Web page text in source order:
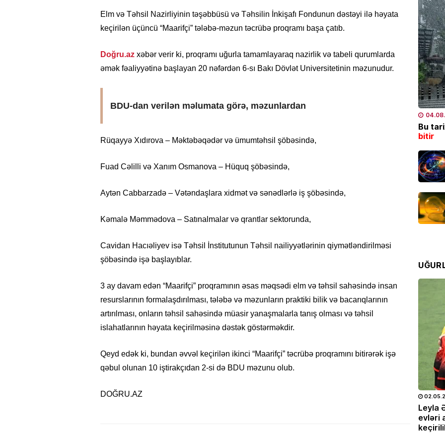
Elm və Təhsil Nazirliyinin təşəbbüsü və Təhsilin İnkişafı Fondunun dəstəyi ilə həyata
keçirilən üçüncü “Maarifçi” tələbə-məzun təcrübə proqramı başa çatıb.
Doğru.az xəbər verir ki, proqramı uğurla tamamlayaraq nazirlik və tabeli qurumlarda
əmək fəaliyyətinə başlayan 20 nəfərdən 6-sı Bakı Dövlət Universitetinin məzunudur.
BDU-dan verilən məlumata görə, məzunlardan
Rüqayyə Xıdırova – Məktəbəqədər və ümumtəhsil şöbəsində,
Fuad Cəlilli və Xanım Osmanova – Hüquq şöbəsində,
Aytən Cabbarzadə – Vətəndaşlara xidmət və sənədlərlə iş şöbəsində,
Kəmalə Məmmədova – Satınalmalar və qrantlar sektorunda,
Cavidan Hacıəliyev isə Təhsil İnstitutunun Təhsil nailiyyətlərinin qiymətləndirilməsi
şöbəsində işə başlayıblar.
3 ay davam edən “Maarifçi” proqramının əsas məqsədi elm və təhsil sahəsində insan
resurslarının formalaşdırılması, tələbə və məzunların praktiki bilik və bacarıqlarının
artırılması, onların təhsil sahəsində müasir yanaşmalarla tanış olması və təhsil
islahatlarının həyata keçirilməsinə dəstək göstərməkdir.
Qeyd edək ki, bundan əvvəl keçirilən ikinci “Maarifçi” təcrübə proqramını bitirərək işə
qəbul olunan 10 iştirakçıdan 2-si də BDU məzunu olub.
DOĞRU.AZ
–ŞOK
DİN
etdi
XARICI
ABŞ
İDMAN
Ulduz
SON
Bu
bitir
15.02.2026
Leyla
evləri